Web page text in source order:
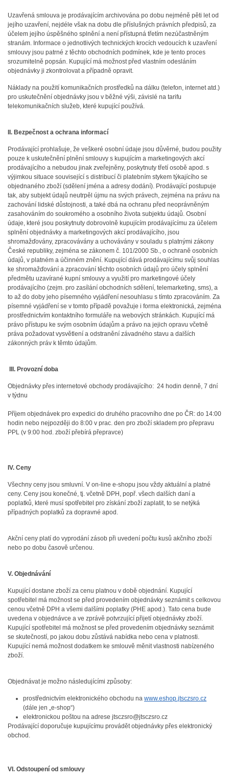
Uzavřená smlouva je prodávajícím archivována po dobu nejméně pěti let od
jejího uzavření, nejdéle však na dobu dle příslušných právních předpisů, za
účelem jejího úspěšného splnění a není přístupná třetím nezúčastněným
stranám. Informace o jednotlivých technických krocích vedoucích k uzavření
smlouvy jsou patrné z těchto obchodních podmínek, kde je tento proces
srozumitelně popsán. Kupující má možnost před vlastním odesláním
objednávky ji zkontrolovat a případně opravit.
Náklady na použití komunikačních prostředků na dálku (telefon, internet atd.)
pro uskutečnění objednávky jsou v běžné výši, závislé na tarifu
telekomunikačních služeb, které kupující používá.
II. Bezpečnost a ochrana informací
Prodávající prohlašuje, že veškeré osobní údaje jsou důvěrné, budou použity
pouze k uskutečnění plnění smlouvy s kupujícím a marketingových akcí
prodávajícího a nebudou jinak zveřejněny, poskytnuty třetí osobě apod. s
výjimkou situace související s distribucí či platebním stykem týkajícího se
objednaného zboží (sdělení jména a adresy dodání). Prodávající postupuje
tak, aby subjekt údajů neutrpěl újmu na svých právech, zejména na právu na
zachování lidské důstojnosti, a také dbá na ochranu před neoprávněným
zasahováním do soukromého a osobního života subjektu údajů. Osobní
údaje, které jsou poskytnuty dobrovolně kupujícím prodávajícímu za účelem
splnění objednávky a marketingových akcí prodávajícího, jsou
shromažďovány, zpracovávány a uchovávány v souladu s platnými zákony
České republiky, zejména se zákonem č. 101/2000 Sb., o ochraně osobních
údajů, v platném a účinném znění. Kupující dává prodávajícímu svůj souhlas
ke shromažďování a zpracování těchto osobních údajů pro účely splnění
předmětu uzavírané kupní smlouvy a využití pro marketingové účely
prodávajícího (zejm. pro zasílání obchodních sdělení, telemarketing, sms), a
to až do doby jeho písemného vyjádření nesouhlasu s tímto zpracováním. Za
písemné vyjádření se v tomto případě považuje i forma elektronická, zejména
prostřednictvím kontaktního formuláře na webových stránkách. Kupující má
právo přístupu ke svým osobním údajům a právo na jejich opravu včetně
práva požadovat vysvětlení a odstranění závadného stavu a dalších
zákonných práv k těmto údajům.
III. Provozní doba
Objednávky přes internetové obchody prodávajícího: 24 hodin denně, 7 dní
v týdnu
Příjem objednávek pro expedici do druhého pracovního dne po ČR: do 14:00
hodin nebo nejpozději do 8:00 v prac. den pro zboží skladem pro přepravu
PPL (v 9:00 hod. zboží přebírá přepravce)
IV. Ceny
Všechny ceny jsou smluvní. V on-line e-shopu jsou vždy aktuální a platné
ceny. Ceny jsou konečné, tj. včetně DPH, popř. všech dalších daní a
poplatků, které musí spotřebitel pro získání zboží zaplatit, to se netýká
případných poplatků za dopravné apod.
Akční ceny platí do vyprodání zásob při uvedení počtu kusů akčního zboží
nebo po dobu časově určenou.
V. Objednávání
Kupující dostane zboží za cenu platnou v době objednání. Kupující
spotřebitel má možnost se před provedením objednávky seznámit s celkovou
cenou včetně DPH a všemi dalšími poplatky (PHE apod.). Tato cena bude
uvedena v objednávce a ve zprávě potvrzující přijetí objednávky zboží.
Kupující spotřebitel má možnost se před provedením objednávky seznámit
se skutečností, po jakou dobu zůstává nabídka nebo cena v platnosti.
Kupující nemá možnost dodatkem ke smlouvě měnit vlastnosti nabízeného
zboží.
Objednávat je možno následujícími způsoby:
prostřednictvím elektronického obchodu na www.eshop.jtsczsro.cz
(dále jen „e-shop“)
elektronickou poštou na adrese jtsczsro@jtsczsro.cz
Prodávající doporučuje kupujícímu provádět objednávky přes elektronický
obchod.
VI. Odstoupení od smlouvy